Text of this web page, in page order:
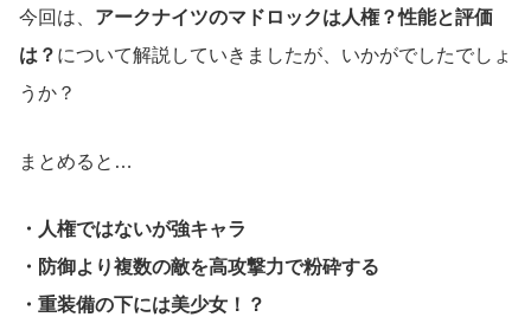
今回は、 アークナイツのマドロックは人権？性能と評価
は？ について解説していきましたが、いかがでしたでしょ
うか？
まとめると…
・人権ではないが強キャラ
・防御より複数の敵を高攻撃力で粉砕する
・重装備の下には美少女！？